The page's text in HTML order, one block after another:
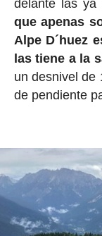
delante las
que apenas
Alpe D´huez
las tiene a la
un desnivel de
de pendiente